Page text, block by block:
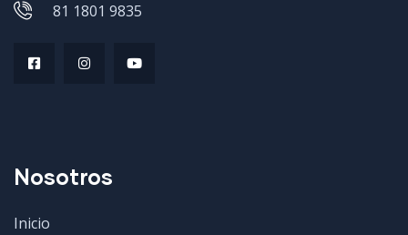
81 1801 9835
Nosotros
Inicio